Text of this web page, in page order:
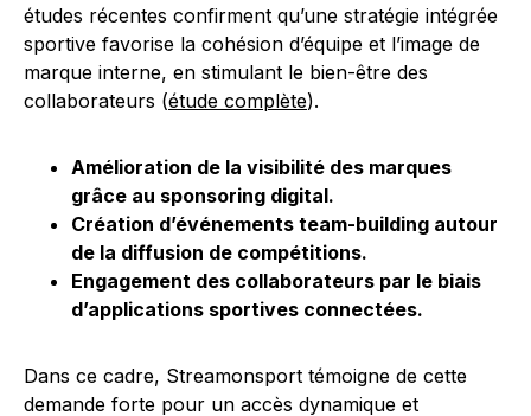
études récentes confirment qu’une stratégie intégrée
sportive favorise la cohésion d’équipe et l’image de
marque interne, en stimulant le bien-être des
collaborateurs (étude complète).
Amélioration de la visibilité des marques
grâce au sponsoring digital.
Création d’événements team-building autour
de la diffusion de compétitions.
Engagement des collaborateurs par le biais
d’applications sportives connectées.
Dans ce cadre, Streamonsport témoigne de cette
demande forte pour un accès dynamique et